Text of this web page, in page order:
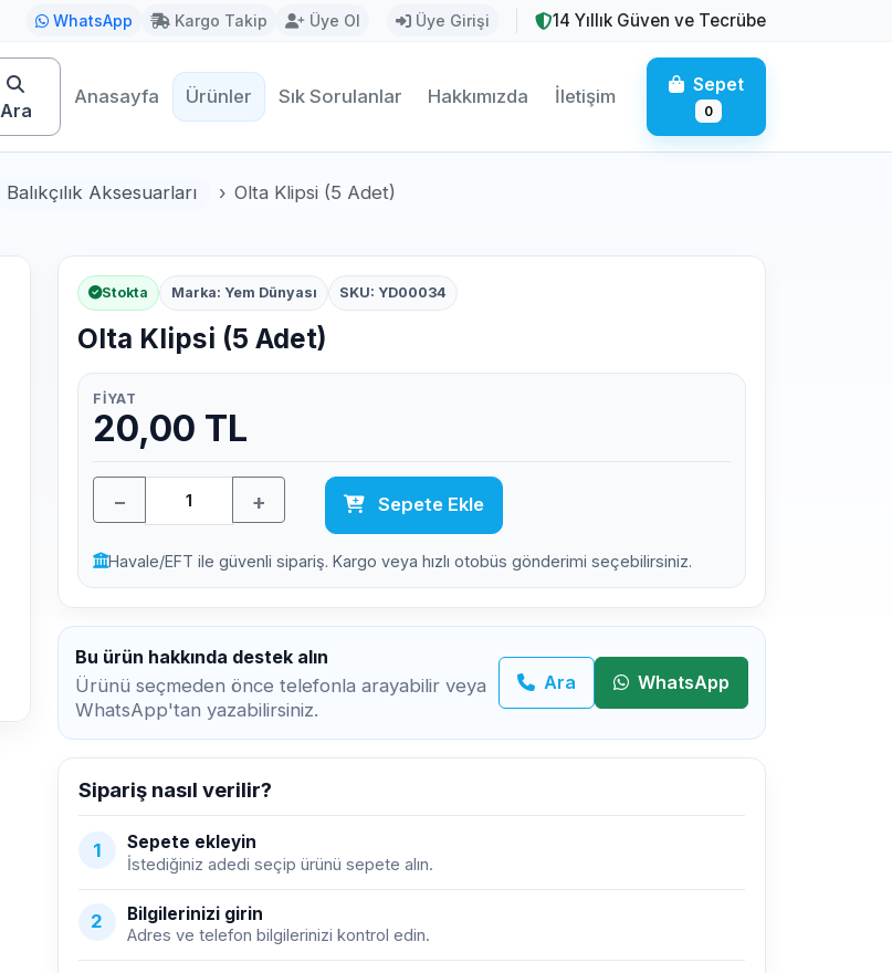
WhatsApp Kargo Takip Üye Ol Üye Girişi 14 Yıllık Güven ve Tecrübe
Ara
Anasayfa Ürünler Sık Sorulanlar Hakkımızda İletişim
Sepet
0
Balıkçılık Aksesuarları Olta Klipsi (5 Adet)
Stokta Marka: Yem Dünyası SKU: YD00034
Olta Klipsi (5 Adet)
FIYAT
20,00 TL
− + Sepete Ekle
Havale/EFT ile güvenli sipariş. Kargo veya hızlı otobüs gönderimi seçebilirsiniz.
Bu ürün hakkında destek alın
Ürünü seçmeden önce telefonla arayabilir veya
WhatsApp'tan yazabilirsiniz.
Ara WhatsApp
Sipariş nasıl verilir?
1 Sepete ekleyin
İstediğiniz adedi seçip ürünü sepete alın.
2 Bilgilerinizi girin
Adres ve telefon bilgilerinizi kontrol edin.